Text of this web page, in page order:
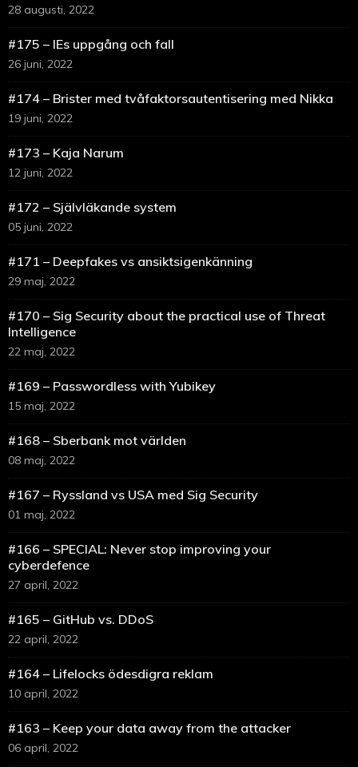
28 augusti, 2022
#175 – IEs uppgång och fall
26 juni, 2022
#174 – Brister med tvåfaktorsautentisering med Nikka
19 juni, 2022
#173 – Kaja Narum
12 juni, 2022
#172 – Självläkande system
05 juni, 2022
#171 – Deepfakes vs ansiktsigenkänning
29 maj, 2022
#170 – Sig Security about the practical use of Threat
Intelligence
22 maj, 2022
#169 – Passwordless with Yubikey
15 maj, 2022
#168 – Sberbank mot världen
08 maj, 2022
#167 – Ryssland vs USA med Sig Security
01 maj, 2022
#166 – SPECIAL: Never stop improving your
cyberdefence
27 april, 2022
#165 – GitHub vs. DDoS
22 april, 2022
#164 – Lifelocks ödesdigra reklam
10 april, 2022
#163 – Keep your data away from the attacker
06 april, 2022